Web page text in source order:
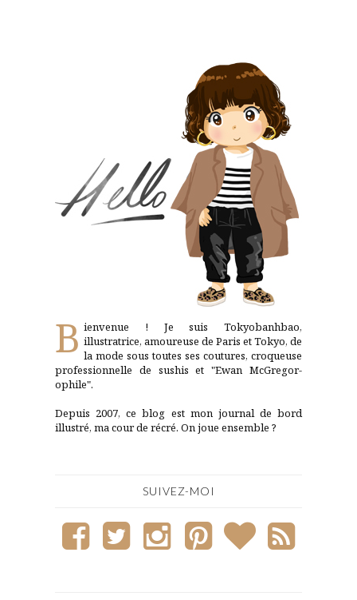
B ienvenue ! Je suis Tokyobanhbao,
illustratrice, amoureuse de Paris et Tokyo, de
la mode sous toutes ses coutures, croqueuse
professionnelle de sushis et "Ewan McGregor-
ophile".
Depuis 2007, ce blog est mon journal de bord
illustré, ma cour de récré. On joue ensemble ?
SUIVEZ-MOI